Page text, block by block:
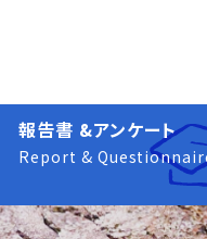
報告書 &アンケート
Report &